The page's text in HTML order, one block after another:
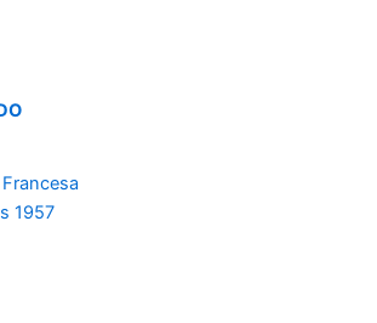
1957